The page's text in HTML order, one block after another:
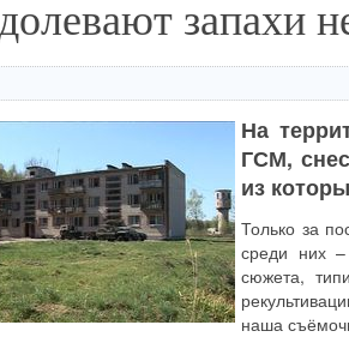
запахи
На
ГСМ,
из
Только за
среди них
сюжета,
наша